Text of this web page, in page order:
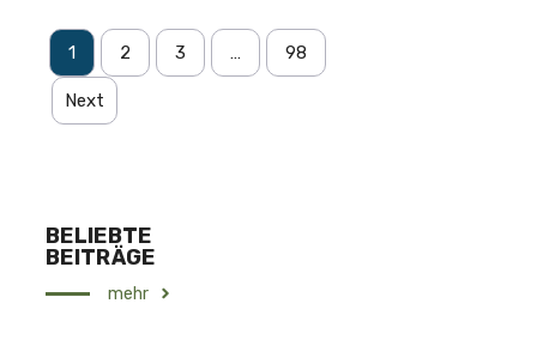
1 2 3 … 98
Next
BELIEBTE
BEITRÄGE
mehr